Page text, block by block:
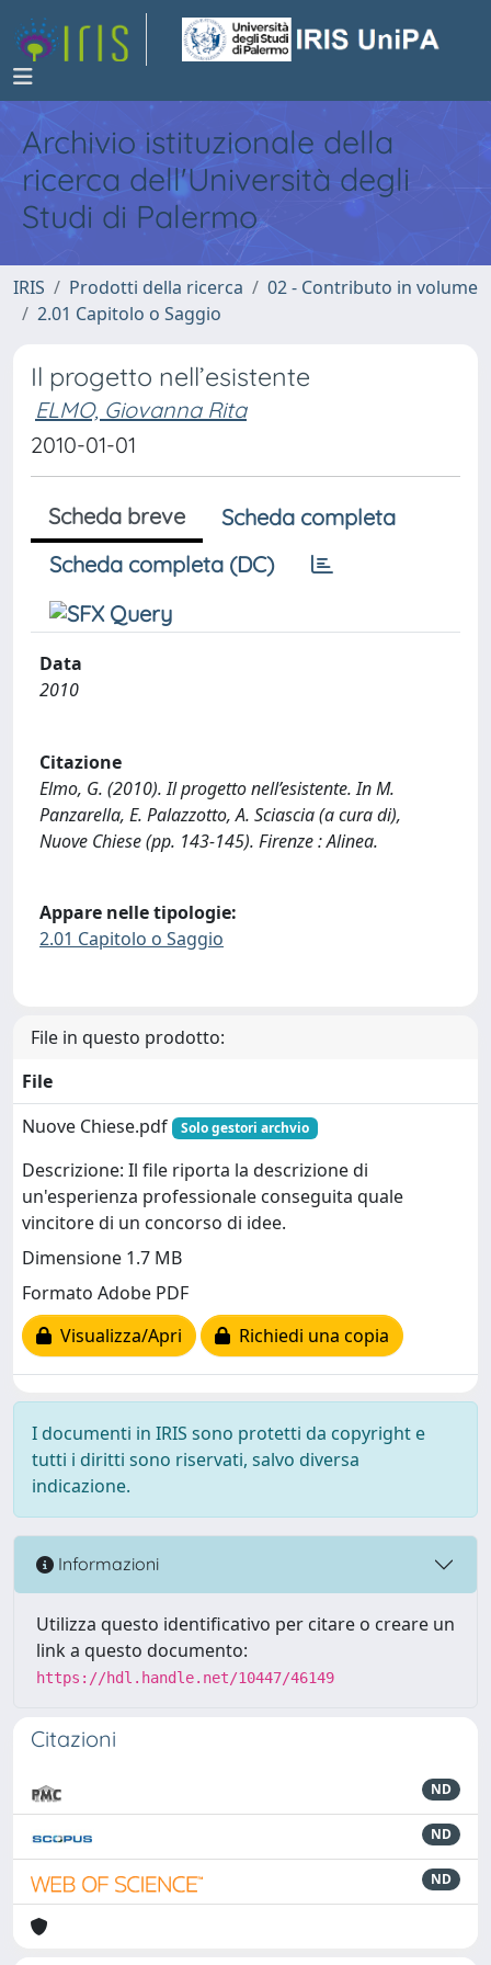
Archivio istituzionale della
ricerca dell'Università degli
Studi di Palermo
IRIS Prodotti della ricerca
02 - Contributo in volume
2.01 Capitolo o Saggio
Il progetto nell’esistente
ELMO, Giovanna Rita
2010-01-01
Scheda breve
Scheda completa
Scheda completa (DC)
Data
2010
Citazione
Elmo, G. (2010). Il progetto nell’esistente. In M.
Panzarella, E. Palazzotto, A. Sciascia (a cura di),
Nuove Chiese (pp. 143-145). Firenze : Alinea.
Appare nelle tipologie:
2.01 Capitolo o Saggio
File in questo prodotto:
File
Nuove Chiese.pdf
Solo gestori archvio
Descrizione: Il file riporta la descrizione di
un'esperienza professionale conseguita quale
vincitore di un concorso di idee.
Dimensione 1.7 MB
Formato Adobe PDF
Visualizza/Apri
Richiedi una copia
I documenti in IRIS sono protetti da copyright e
tutti i diritti sono riservati, salvo diversa
indicazione.
Informazioni
Utilizza questo identificativo per citare o creare un
link a questo documento:
https://hdl.handle.net/10447/46149
Citazioni
ND
ND
ND